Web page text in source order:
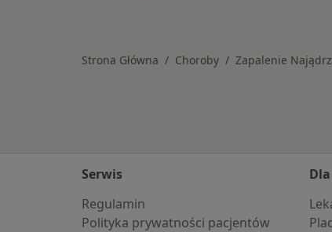
Strona Główna Choroby Zapalenie
Serwis
Regulamin
Polityka prywatności pacjentów